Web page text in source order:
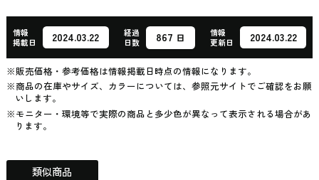
情報
掲載日
2024.03.22
経過
日数
867 日
情報
更新日
2024.03.22
※販売価格・参考価格は情報掲載日時点の情報になります。
※商品の在庫やサイズ、カラーについては、参照元サイトでご確認をお願
いします。
※モニター・環境等で実際の商品と多少色が異なって表示される場合があ
ります。
類似商品